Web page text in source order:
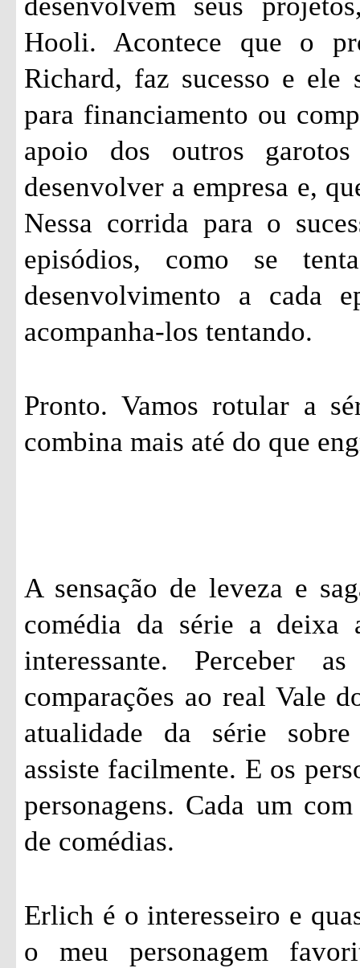
Hooli. Acontece que o
Richard, faz sucesso e ele
para financiamento ou
apoio dos outros
desenvolver a empresa e,
Nessa corrida para o
episódios, como se
desenvolvimento a cada
acompanha-los tentando.
Pronto. Vamos rotular a
combina mais até do que
A sensação de leveza e
comédia da série a deixa
interessante. Perceber
comparações ao real Vale
atualidade da série
assiste facilmente. E os
personagens. Cada um
de comédias.
Erlich é o interesseiro e
o meu personagem